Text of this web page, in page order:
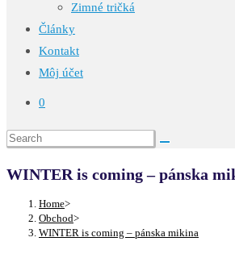
Zimné tričká
Články
Kontakt
Môj účet
0
WINTER is coming – pánska
Home>
Obchod>
WINTER is coming – pánska mikina